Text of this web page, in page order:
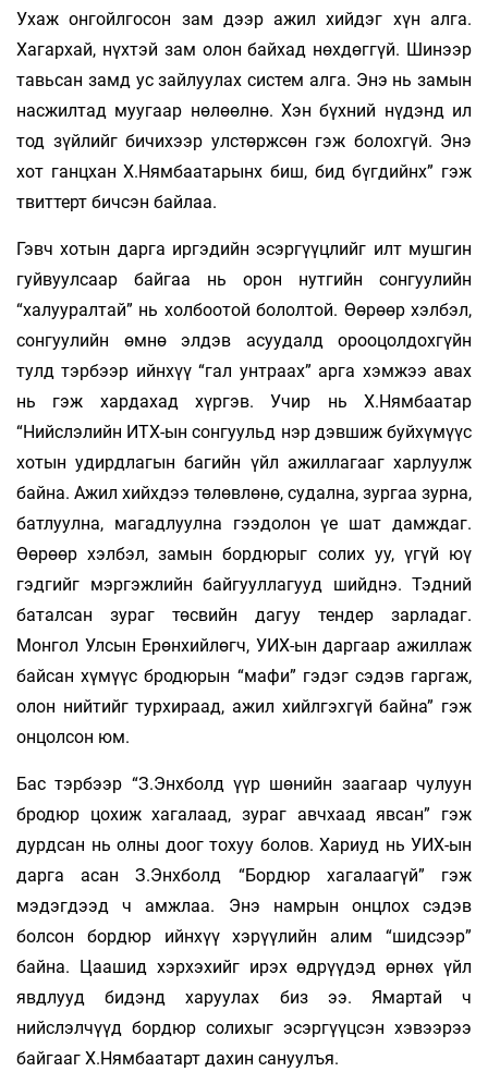
Ухаж онгойлгосон зам дээр ажил хийдэг хүн алга.
Хагархай, нүхтэй зам олон байхад нөхдөггүй. Шинээр
тавьсан замд ус зайлуулах систем алга. Энэ нь замын
насжилтад муугаар нөлөөлнө. Хэн бүхний нүдэнд ил
тод зүйлийг бичихээр улстөржсөн гэж болохгүй. Энэ
хот ганцхан Х.Нямбаатарынх биш, бид бүгдийнх” гэж
твиттерт бичсэн байлаа.
Гэвч хотын дарга иргэдийн эсэргүүцлийг илт мушгин
гуйвуулсаар байгаа нь орон нутгийн сонгуулийн
“халууралтай” нь холбоотой бололтой. Өөрөөр хэлбэл,
сонгуулийн өмнө элдэв асуудалд орооцолдохгүйн
тулд тэрбээр ийнхүү “гал унтраах” арга хэмжээ авах
нь гэж хардахад хүргэв. Учир нь Х.Нямбаатар
“Нийслэлийн ИТХ-ын сонгуульд нэр дэвшиж буйхүмүүс
хотын удирдлагын багийн үйл ажиллагааг харлуулж
байна. Ажил хийхдээ төлөвлөнө, судална, зургаа зурна,
батлуулна, магадлуулна гээдолон үе шат дамждаг.
Өөрөөр хэлбэл, замын бордюрыг солих уу, үгүй юү
гэдгийг мэргэжлийн байгууллагууд шийднэ. Тэдний
баталсан зураг төсвийн дагуу тендер зарладаг.
Монгол Улсын Ерөнхийлөгч, УИХ-ын даргаар ажиллаж
байсан хүмүүс бродюрын “мафи” гэдэг сэдэв гаргаж,
олон нийтийг турхираад, ажил хийлгэхгүй байна” гэж
онцолсон юм.
Бас тэрбээр “З.Энхболд үүр шөнийн заагаар чулуун
бродюр цохиж хагалаад, зураг авчхаад явсан” гэж
дурдсан нь олны доог тохуу болов. Хариуд нь УИХ-ын
дарга асан З.Энхболд “Бордюр хагалаагүй” гэж
мэдэгдээд ч амжлаа. Энэ намрын онцлох сэдэв
болсон бордюр ийнхүү хэрүүлийн алим “шидсээр”
байна. Цаашид хэрхэхийг ирэх өдрүүдэд өрнөх үйл
явдлууд бидэнд харуулах биз ээ. Ямартай ч
нийслэлчүүд бордюр солихыг эсэргүүцсэн хэвээрээ
байгааг Х.Нямбаатарт дахин сануулъя.